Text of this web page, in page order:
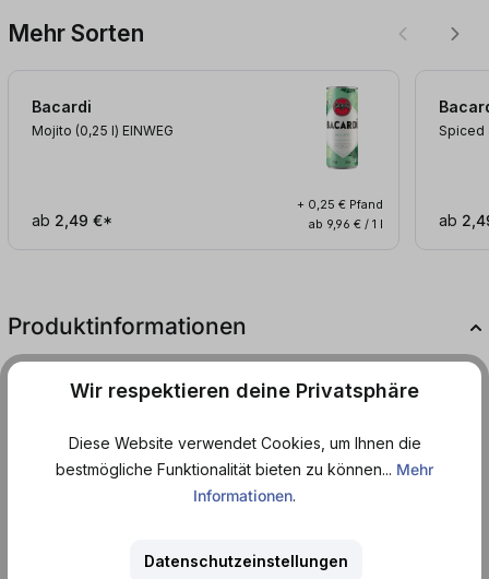
Mehr Sorten
Bacardi
Mojito (0,25 l) EINWEG
ab 2,49 €*
+ 0,25 € Pfand
ab 9,96 € / 1 l
Spiced
ab
Produktinformationen
Du suchst nach einem erfrischenden Mix, der
direkt in die Dose kommt?
Dann ist Bacardi & Cola genau das Richtige für dich! Mit dem
perfekten Verhältnis von Bacardi Rum und spritziger Cola bietet
diese Kombination einen unwiderstehlichen Geschmack. Egal, ob
Wir respektieren deine Privatsphäre
Diese Website verwendet Cookies, um Ihnen die
bestmögliche Funktionalität bieten zu können... Mehr
Informationen.
Datenschutzeinstellungen